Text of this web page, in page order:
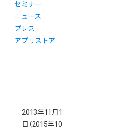
セミナー
ニュース
プレス
アプリストア
2013年11月1
日 （2015年10